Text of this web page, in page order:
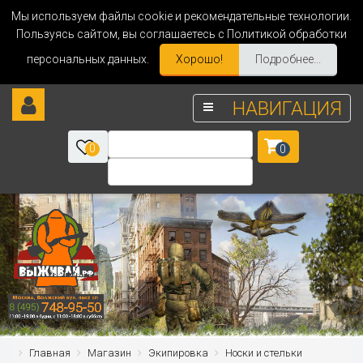
Мы используем файлы cookie и рекомендательные технологии.
Пользуясь сайтом, вы соглашаетесь с Политикой обработки
персональных данных.
Хорошо! Подробнее...
НАВИГАЦИЯ
0 0
Главная Магазин Экипировка Носки и стельки